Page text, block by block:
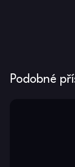
Podobné